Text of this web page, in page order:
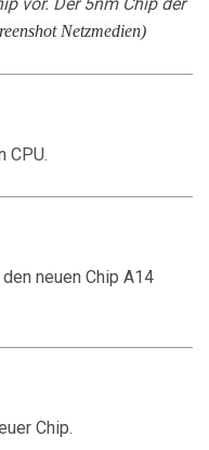
Netzmedien)
CPU.
neuen Chip A14
Chip.